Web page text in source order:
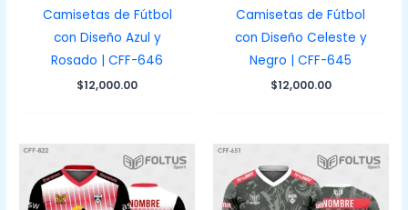
Camisetas de Fútbol
con Diseño Azul y
Rosado | CFF-646
$12,000.00
Camisetas de Fútbol
con Diseño Celeste y
Negro | CFF-645
$12,000.00